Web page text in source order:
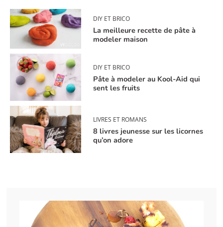
DIY ET BRICO
La meilleure recette de pâte à
modeler maison
DIY ET BRICO
Pâte à modeler au Kool-Aid qui
sent les fruits
LIVRES ET ROMANS
8 livres jeunesse sur les licornes
qu’on adore